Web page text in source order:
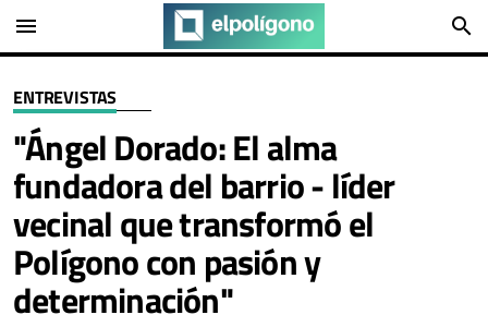
menu search
ENTREVISTAS
"Ángel Dorado: El alma
fundadora del barrio - líder
vecinal que transformó el
Polígono con pasión y
determinación"